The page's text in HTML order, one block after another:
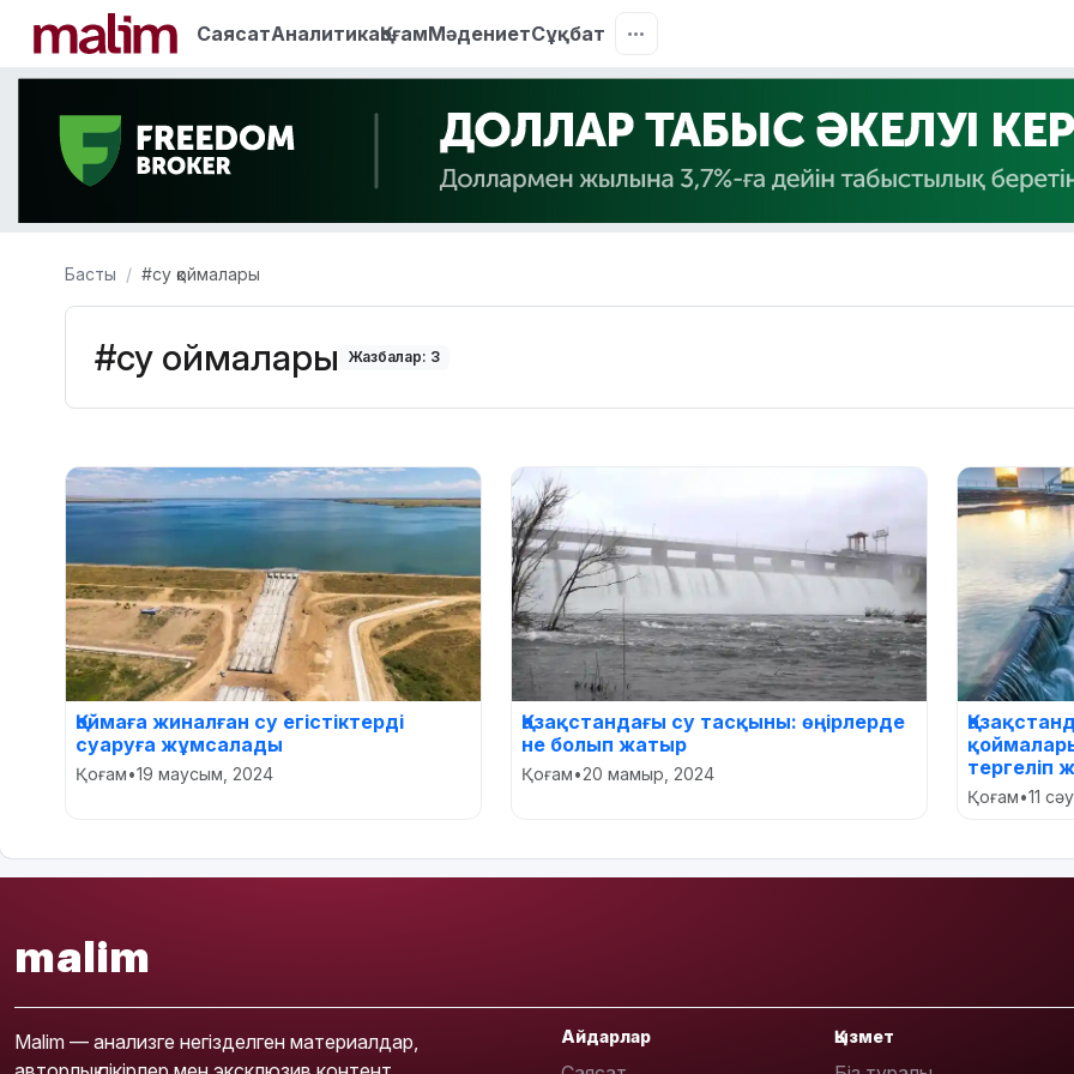
СаясатАналитикаҚоғамМәдениетСұқбат
Басты #су қоймалары
#су қоймалары Жазбалар: 3
Қоймаға жиналған су егістіктерді
суаруға жұмсалады
Қоғам•19 маусым, 2024
Қазақстандағы су тасқыны: өңірлерде
не болып жатыр
Қоғам•20 мамыр, 2024
тергеліп
Қоғам•11
malim
Malim — анализге негізделген материалдар,
Айдарлар Қызмет